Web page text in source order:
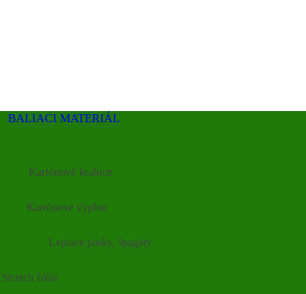
BALIACI MATERIÁL
Kartónové krabice
Kartónové výplne
Lepiace pásky, špagáty
Stretch fólie